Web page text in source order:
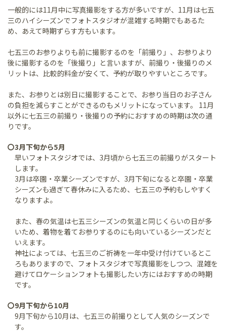
一般的には11月中に写真撮影をする方が多いですが、11月は七五
三のハイシーズンでフォトスタジオが混雑する時期でもあるた
め、あえて時期ずらす方もいます。
七五三のお参りよりも前に撮影するのを「前撮り」、お参りより
後に撮影するのを「後撮り」と言いますが、前撮り・後撮りのメ
リットは、比較的料金が安くて、予約が取りやすいところです。
また、お参りとは別日に撮影することで、お参り当日のお子さん
の負担を減らすことができるのもメリットになっています。 11月
以外に七五三の前撮り・後撮りの予約におすすめの時期は次の通
りです。
〇3月下旬から5月
早いフォトスタジオでは、3月頃から七五三の前撮りがスタート
します。
3月は卒園・卒業シーズンですが、3月下旬になると卒園・卒業
シーズンも過ぎて春休みに入るため、七五三の予約もしやすく
なりますよ。
また、春の気温は七五三シーズンの気温と同じくらいの日が多
いため、着物を着てお参りするのにも向いているシーズンだと
いえます。
神社によっては、七五三のご祈祷を一年中受け付けているとこ
ろもありますので、フォトスタジオで写真撮影をしつつ、混雑を
避けてロケーションフォトも撮影したい方にはおすすめの時期
です。
〇9月下旬から10月
9月下旬から10月は、七五三の前撮りとして人気のシーズンで
す。